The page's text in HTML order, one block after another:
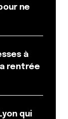
ne
à
rentrée
qui